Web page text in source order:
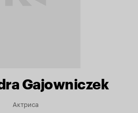
Gajowniczek
Актриса